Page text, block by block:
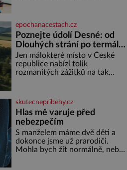
soustředění i odpočinek a
reaguje na každou etapu života
a specifické potřeby dítěte. Pro
nejmenší je klíčová
jednoduchost, měkkost a
bezpečí, proto by pokoj
miminka měl působit především
epochanacestach.cz
Poznejte údolí Desné: od
Dlouhých strání po termální
prameny
Jen málokteré místo v České
republice nabízí tolik
rozmanitých zážitků na tak
jediného dne můžete
nahlédnout do útrob jedné z
nejvýznamnějších vodních
elektráren v Evropě, vydat se na
horské hřebeny, projet se na
koloběžce a den zakončit
poznáváním památek ve
skutecnepribehy.cz
Hlas mě varuje před
nebezpečím
S manželem máme dvě děti a
dokonce jsme už prarodiči.
Mohla bych žít normálně, nebýt